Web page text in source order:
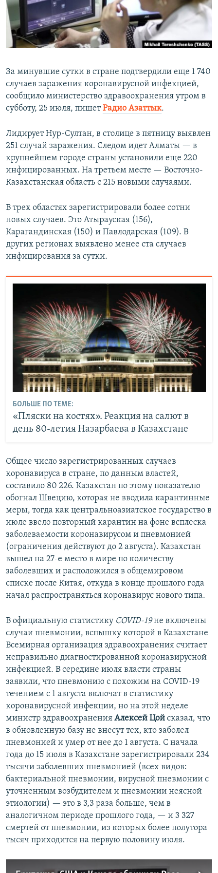
ПОБЕДИТЕЛЕЙ НЕ СУДЯТ?
КРЫМ.НЕПОКОРЕННЫЙ
ELIFBE
ПРИСОЕДИНЯЙТЕСЬ!
Все сайты RFE/RL
За минувшие сутки в стране подтвердили еще 1 740
случаев заражения коронавирусной инфекцией,
сообщило министерство здравоохранения утром в
субботу, 25 июля, пишетРадио Азаттык.
Лидирует Нур-Султан, в столице в пятницу выявлен
251 случай заражения. Следом идет Алматы — в
крупнейшем городе страны установили еще 220
инфицированных. На третьем месте — Восточно-
Казахстанская область с 215 новыми случаями.
В трех областях зарегистрировали более сотни
новых случаев. Это Атырауская (156),
Карагандинская (150) и Павлодарская (109). В
других регионах выявлено менее ста случаев
инфицирования за сутки.
БОЛЬШЕ ПО ТЕМЕ:
«Пляски на костях». Реакция на салют в
день 80-летия Назарбаева в Казахстане
Общее число зарегистрированных случаев
коронавируса в стране, по данным властей,
составило 80 226. Казахстан по этому показателю
обогнал Швецию, которая не вводила карантинные
меры, тогда как центральноазиатское государство в
июле ввело повторный карантин на фоне всплеска
заболеваемости коронавирусом и пневмонией
(ограничения действуют до 2 августа). Казахстан
вышел на 27-е место в мире по количеству
заболевших и расположился в общемировом
списке после Китая, откуда в конце прошлого года
начал распространяться коронавирус нового типа.
В официальную статистику COVID-19не включены
случаи пневмонии, вспышку которой в Казахстане
Всемирная организация здравоохранения считает
неправильно диагностированной коронавирусной
инфекцией. В середине июля власти страны
заявили, что пневмонию с похожим на COVID-19
течением с 1 августа включат в статистику
коронавирусной инфекции, но на этой неделе
министр здравоохранения Алексей Цой сказал, что
в обновленную базу не внесут тех, кто заболел
пневмонией и умер от нее до 1 августа. С начала
года до 15 июля в Казахстане зарегистрировали 234
тысячи заболевших пневмонией (всех видов:
бактериальной пневмонии, вирусной пневмонии с
уточненным возбудителем и пневмонии неясной
этиологии) — это в 3,3 раза больше, чем в
аналогичном периоде прошлого года, — и 3 327
смертей от пневмонии, из которых более полутора
тысяч приходится на первую половину июля.